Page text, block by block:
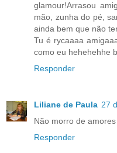
glamour!Arrasou
mão, zunha do pé,
ainda bem que não
Tu é rycaaaa
como eu hehehehhe
Responder
Liliane de Paula 27
Não morro de
Responder